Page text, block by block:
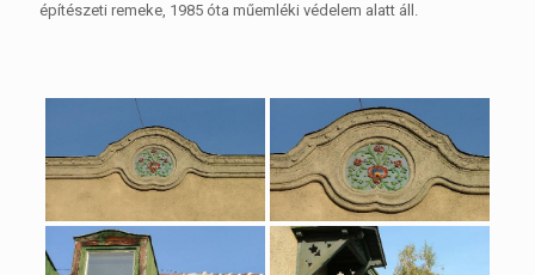
építészeti remeke, 1985 óta műemléki védelem alatt áll.